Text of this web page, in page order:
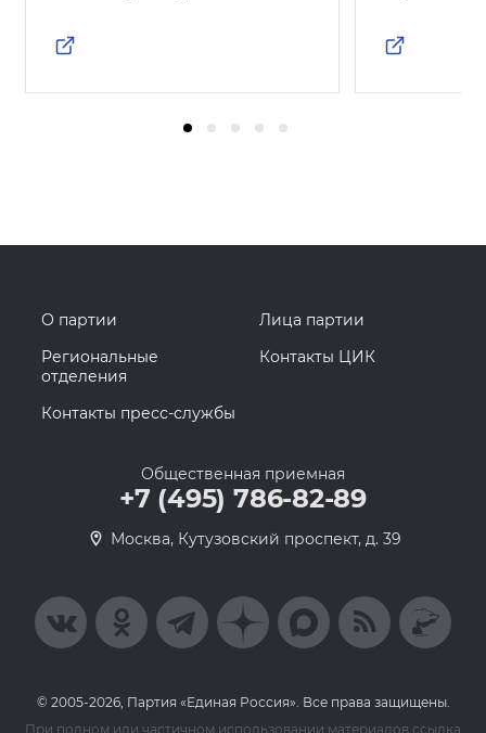
О партии
Лица партии
Региональные
отделения
Контакты ЦИК
Контакты пресс-службы
Общественная приемная
+7 (495) 786-82-89
Москва, Кутузовский проспект, д. 39
© 2005-2026, Партия «Единая Россия». Все права защищены.
При полном или частичном использовании материалов ссылка